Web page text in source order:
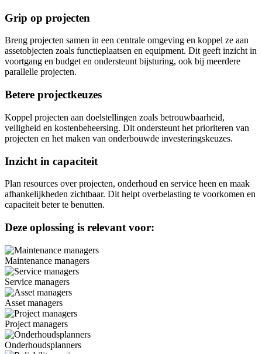
Grip op projecten
Breng projecten samen in een centrale omgeving en koppel ze aan
assetobjecten zoals functieplaatsen en equipment. Dit geeft inzicht in
voortgang en budget en ondersteunt bijsturing, ook bij meerdere
parallelle projecten.
Betere projectkeuzes
Koppel projecten aan doelstellingen zoals betrouwbaarheid,
veiligheid en kostenbeheersing. Dit ondersteunt het prioriteren van
projecten en het maken van onderbouwde investeringskeuzes.
Inzicht in capaciteit
Plan resources over projecten, onderhoud en service heen en maak
afhankelijkheden zichtbaar. Dit helpt overbelasting te voorkomen en
capaciteit beter te benutten.
Deze oplossing is relevant voor:
Maintenance managers
Service managers
Asset managers
Project managers
Onderhoudsplanners